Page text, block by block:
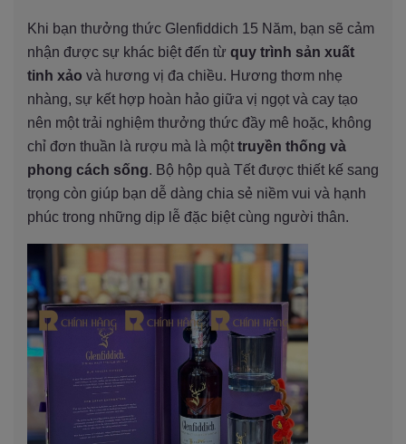
Khi bạn thưởng thức Glenfiddich 15 Năm, bạn sẽ cảm
nhận được sự khác biệt đến từ quy trình sản xuất
tinh xảo và hương vị đa chiều. Hương thơm nhẹ
nhàng, sự kết hợp hoàn hảo giữa vị ngọt và cay tạo
nên một trải nghiệm thưởng thức đầy mê hoặc, không
chỉ đơn thuần là rượu mà là một truyền thống và
phong cách sống. Bộ hộp quà Tết được thiết kế sang
trọng còn giúp bạn dễ dàng chia sẻ niềm vui và hạnh
phúc trong những dịp lễ đặc biệt cùng người thân.